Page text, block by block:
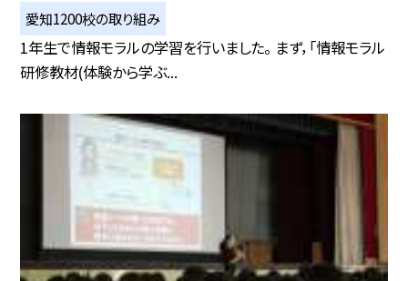
愛知1200校の取り組み
1年生で情報モラルの学習を行いました。 まず，「情報モラル
研修教材(体験から学ぶ...